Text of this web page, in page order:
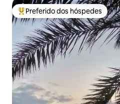
Entre os melhores preferidos
Preferido dos hóspedes